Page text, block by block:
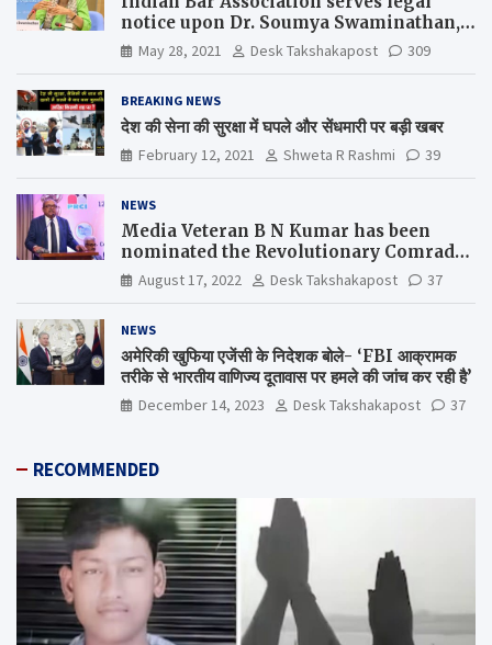
notice upon Dr. Soumya Swaminathan,
the Chief Scientist, WHO
May 28, 2021 Desk Takshakapost 309
BREAKING NEWS
देश की सेना की सुरक्षा में घपले और सेंधमारी पर बड़ी खबर
February 12, 2021 Shweta R Rashmi 39
NEWS
Media Veteran B N Kumar has been
nominated the Revolutionary Comrade
Shiv Varma Media Award 2022-23
August 17, 2022 Desk Takshakapost 37
NEWS
अमेरिकी खुफिया एजेंसी के निदेशक बोले- ‘FBI आक्रामक
तरीके से भारतीय वाणिज्य दूतावास पर हमले की जांच कर रही है’
December 14, 2023 Desk Takshakapost 37
RECOMMENDED